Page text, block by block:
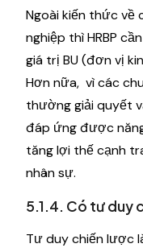
Ngoài kiến ​​thức
nghiệp thì HRBP
giá trị BU (đơn vị
Hơn nữa, vì các
thường giải quyết
đáp ứng được
tăng lợi thế cạnh
nhân sự.
5.1.4. Có tư duy
Tư duy chiến lược